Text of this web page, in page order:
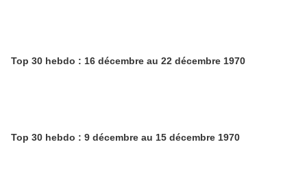
Top 30 hebdo : 16 décembre au 22 décembre 1970
Top 30 hebdo : 9 décembre au 15 décembre 1970